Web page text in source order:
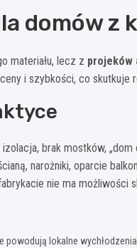
domów z
materiału, lecz z projeków
i szybkości, co skutkuje
brak mostków, „dom
narożniki, oparcie
nie ma możliwości
powodują lokalne